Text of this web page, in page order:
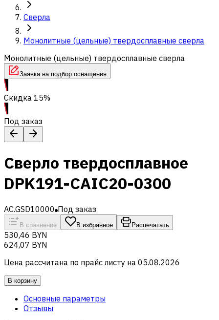
Сверла
Монолитные (цельные) твердосплавные сверла
Монолитные (цельные) твердосплавные сверла
Заявка на подбор оснащения
Скидка 15%
Под заказ
Сверло твердосплавное
DPK191-CAIC20-0300
AC.GSD10000 Под заказ
В сравнение В избранное Распечатать
530,46 BYN
624,07 BYN
Цена рассчитана по прайс листу на 05.08.2026
В корзину
Основные параметры
Отзывы